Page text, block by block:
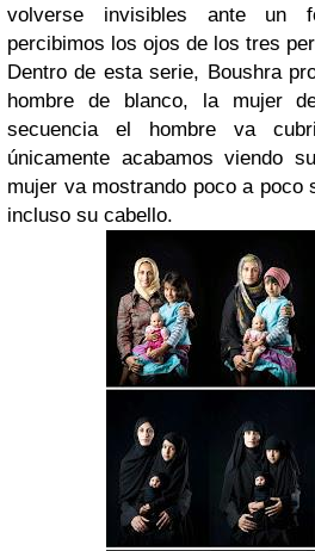
volverse invisibles ante un
percibimos los ojos de los tres
Dentro de esta serie, Boushra
hombre de blanco, la mujer
secuencia el hombre va
únicamente acabamos viendo
mujer va mostrando poco a poco
incluso su cabello.